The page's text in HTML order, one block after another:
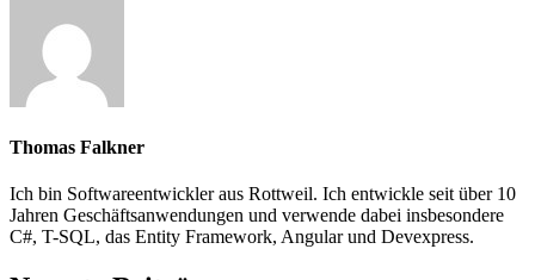
Thomas Falkner
Ich bin Softwareentwickler aus Rottweil. Ich entwickle seit über 10
Jahren Geschäftsanwendungen und verwende dabei insbesondere
C#, T-SQL, das Entity Framework, Angular und Devexpress.